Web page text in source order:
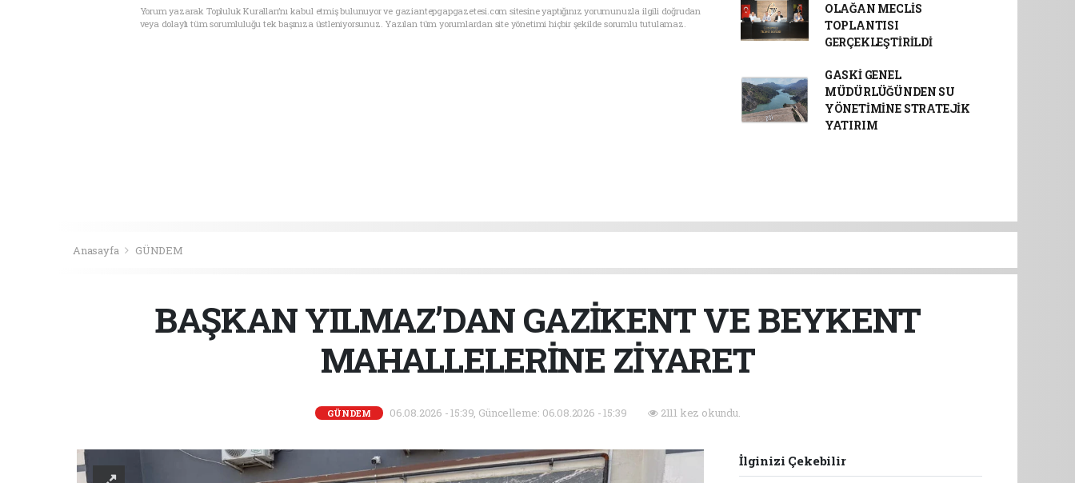
Yorum yazarak Topluluk Kuralları’nı kabul etmiş bulunuyor ve gaziantepgapgazetesi.com sitesine yaptığınız yorumunuzla ilgili doğrudan
veya dolaylı tüm sorumluluğu tek başınıza üstleniyorsunuz. Yazılan tüm yorumlardan site yönetimi hiçbir şekilde sorumlu tutulamaz.
OLAĞAN MECLİS
TOPLANTISI
GERÇEKLEŞTİRİLDİ
GASKİ GENEL
MÜDÜRLÜĞÜNDEN SU
YÖNETİMİNE STRATEJİK
YATIRIM
Anasayfa GÜNDEM
BAŞKAN YILMAZ’DAN GAZİKENT VE BEYKENT
MAHALLELERİNE ZİYARET
GÜNDEM 06.08.2026 - 15:39, Güncelleme: 06.08.2026 - 15:39 2111 kez okundu.
İlginizi Çekebilir